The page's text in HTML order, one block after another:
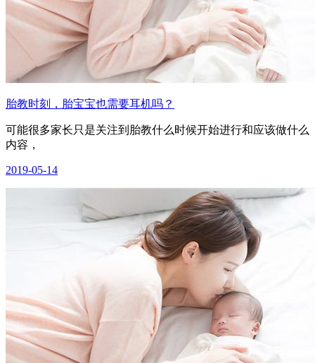
胎教时刻，胎宝宝也需要耳机吗？
可能很多家长只是关注到胎教什么时候开始进行和应该做什么
内容，
2019-05-14